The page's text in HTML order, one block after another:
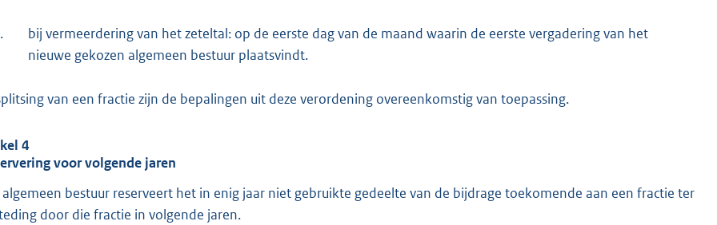
bij vermeerdering van het zeteltal: op de eerste dag van de maand waarin de eerste vergadering van het
nieuwe gekozen algemeen bestuur plaatsvindt.
van een fractie zijn de bepalingen uit deze verordening overeenkomstig van toepassing.
4
voor volgende jaren
bestuur reserveert het in enig jaar niet gebruikte gedeelte van de bijdrage toekomende aan een fractie ter
door die fractie in volgende jaren.